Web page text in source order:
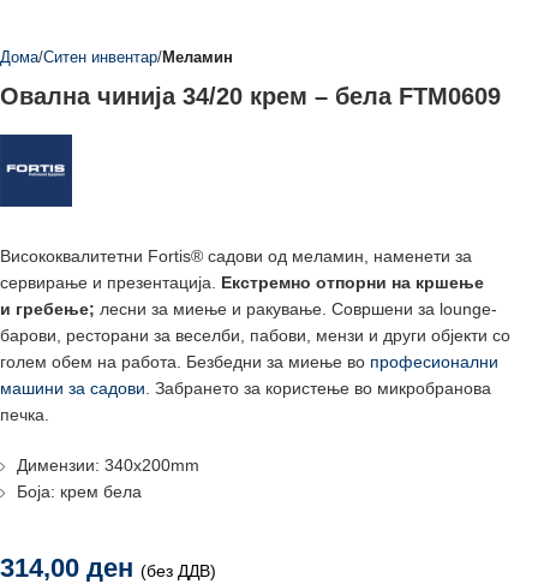
Дома Ситен инвентар Меламин
Овална чинија 34/20 крем – бела FTM0609
Висококвалитетни Fortis® садови од меламин, наменети за
сервирање и презентација. Екстремно отпорни на кршење
и гребење; лесни за миење и ракување. Совршени за lounge-
барови, ресторани за веселби, пабови, мензи и други објекти со
голем обем на работа. Безбедни за миење во професионални
машини за садови . Забрането за користење во микробранова
печка.
Димензии: 340x200mm
Боја: крем бела
314,00 ден (без ДДВ)